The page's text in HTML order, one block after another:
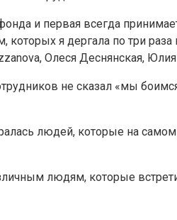
и первая всегда
которых я дергала по три
Олеся Деснянская,
не сказал «мы
людей, которые на
людям, которые